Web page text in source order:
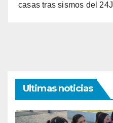
casas tras sismos del 24J
Ultimas noticias